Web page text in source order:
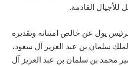
للأجيال القادمة.
يول عن خالص امتنانه وتقديره
سلمان بن عبد العزيز آل سعود،
محمد بن سلمان بن عبد العزيز آل